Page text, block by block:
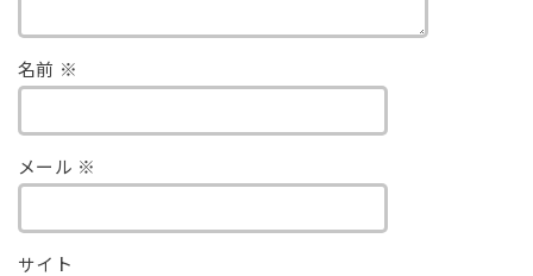
名前 ※
メール ※
サイト